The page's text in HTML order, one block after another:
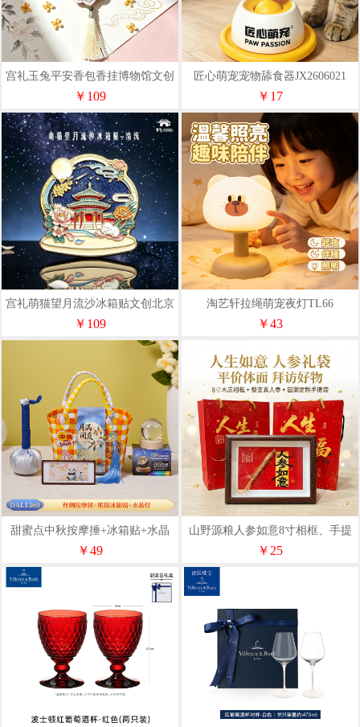
宫礼玉兔平安香包香挂博物馆文创
包挂生日礼物伴手礼
￥109
匠心萌宠宠物舔食器JX2606021
￥17
宫礼萌猫望月流沙冰箱贴文创北京
纪念品小礼物伴手礼
￥109
淘艺轩拉绳萌宠夜灯TL66
￥43
甜蜜点中秋按摩捶+冰箱贴+水晶
灯伴手礼套装DAL1360
￥49
山野源粮人参如意8寸相框、手提
袋(A/B面)
￥25